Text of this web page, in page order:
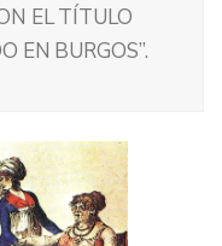
EL TÍTULO
EN BURGOS”.